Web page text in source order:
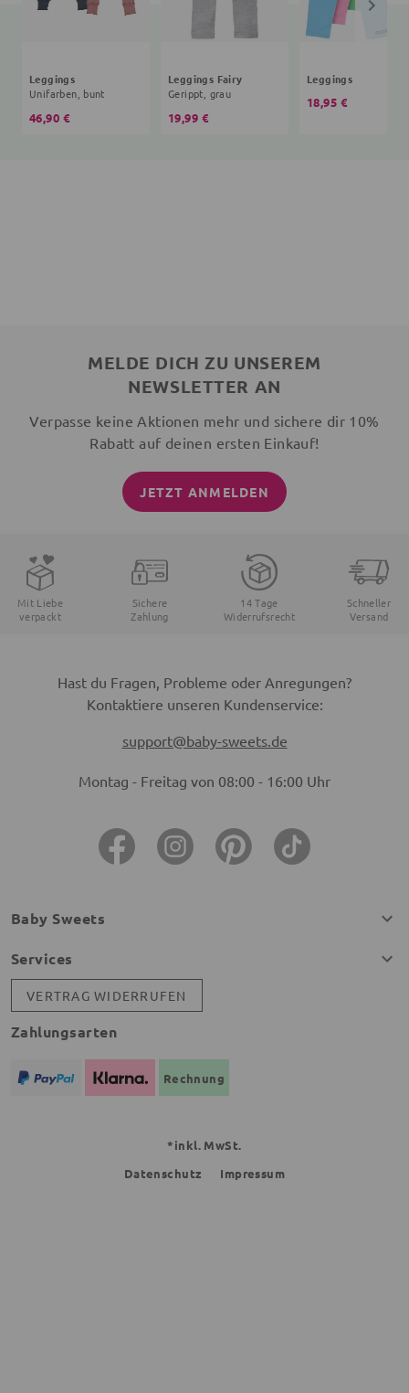
Leggings
Unifarben, bunt
46,90 €
Leggings Fairy
Gerippt, grau
19,99 €
Leggings
18,95 €
MELDE DICH ZU UNSEREM
NEWSLETTER AN
Verpasse keine Aktionen mehr und sichere dir 10%
Rabatt auf deinen ersten Einkauf!
JETZT ANMELDEN
Mit Liebe
verpackt
Sichere
Zahlung
14 Tage
Widerrufsrecht
Schneller
Versand
Hast du Fragen, Probleme oder Anregungen?
Kontaktiere unseren Kundenservice:
support@baby-sweets.de
Montag - Freitag von 08:00 - 16:00 Uhr
Baby Sweets
Services
VERTRAG WIDERRUFEN
Zahlungsarten
Rechnung
*inkl. MwSt.
Datenschutz
Impressum